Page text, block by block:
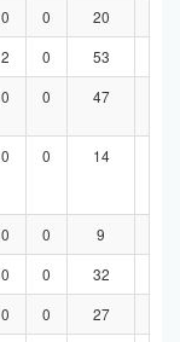
0 0 20
2 0 53
0 0 47
0 0 14
0 0 9
0 0 32
0 0 27